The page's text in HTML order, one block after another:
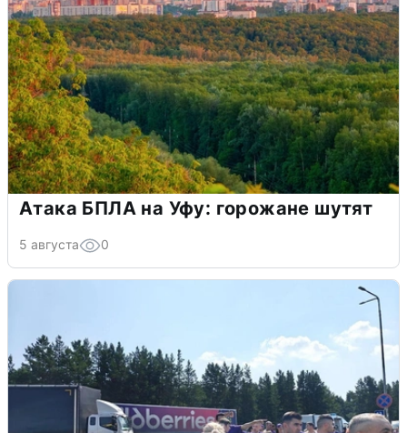
Атака БПЛА на Уфу: горожане шутят
5 августа 0